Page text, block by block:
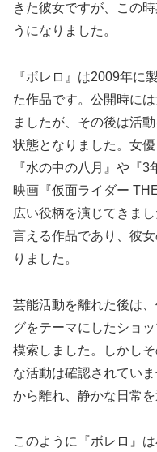
きた彼女ですが、この
うになりました。
『ボレロ』は2009年に
た作品です。公開時に
ましたが、その後は活
状態となりました。女
『水の中の八月』や『3
映画『仮面ライダー
広い役柄を演じてきま
言える作品であり、彼
りました。
芸能活動を離れた後は
グをテーマにしたショ
模索しました。しかし
な活動は確認されてい
から離れ、静かな日常
このように『ボレロ』